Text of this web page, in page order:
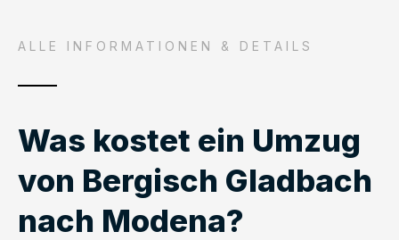
ALLE INFORMATIONEN & DETAILS
Was kostet ein Umzug
von Bergisch Gladbach
nach Modena?